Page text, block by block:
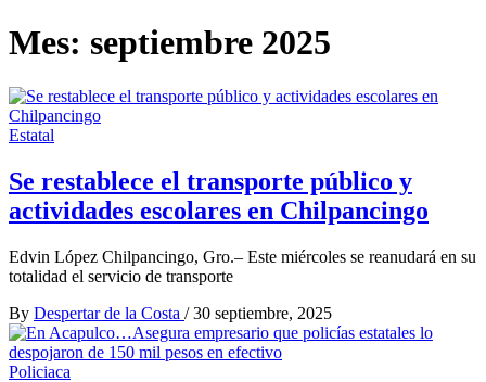
Mes: septiembre 2025
Estatal
Se restablece el transporte público y
actividades escolares en Chilpancingo
Edvin López Chilpancingo, Gro.– Este miércoles se reanudará en su
totalidad el servicio de transporte
By Despertar de la Costa / 30 septiembre, 2025
Policiaca